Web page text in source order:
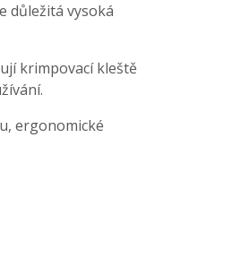
důležitá vysoká
krimpovací kleště
ergonomické